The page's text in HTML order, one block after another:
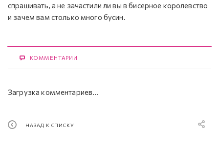
спрашивать, а не зачастили ли вы в бисерное королевство
и зачем вам столько много бусин.
КОММЕНТАРИИ
Загрузка комментариев...
НАЗАД К СПИСКУ